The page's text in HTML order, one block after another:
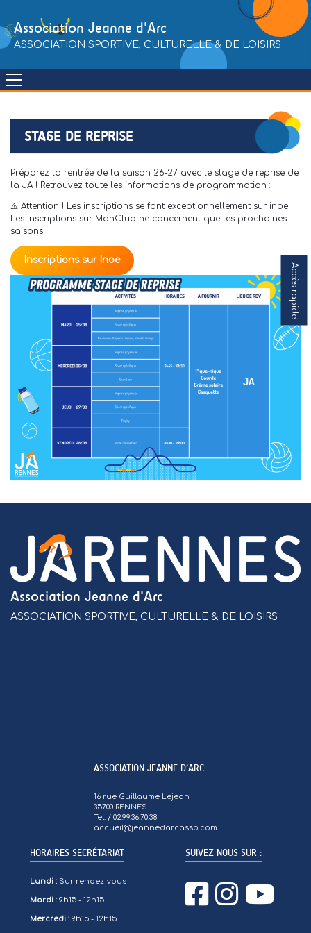
content
Association Jeanne d'Arc
ASSOCIATION SPORTIVE, CULTURELLE & DE LOISIRS
STAGE DE REPRISE
Préparez la rentrée de la saison 26-27 avec le stage de reprise de
la JA ! Retrouvez toute les informations de programmation :
⚠️ Attention ! Les inscriptions se font exceptionnellement sur inoe.
Les inscriptions sur MonClub ne concernent que les prochaines
saisons.
Inscriptions sur Inoe
Accès rapide
Association Jeanne d'Arc
ASSOCIATION SPORTIVE, CULTURELLE & DE LOISIRS
ASSOCIATION JEANNE D’ARC
16 rue Guillaume Lejean
35700 RENNES
Tel. / 02.99.36.70.38
accueil@jeannedarcasso.com
HORAIRES SECRÉTARIAT
Lundi : Sur rendez-vous
Mardi : 9h15 - 12h15
Mercredi :9h15 - 12h15
SUIVEZ NOUS SUR :